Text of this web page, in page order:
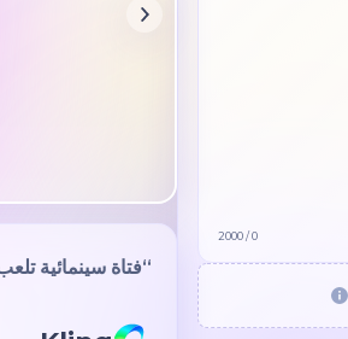
0
/
2000
“متصفّح أمواج